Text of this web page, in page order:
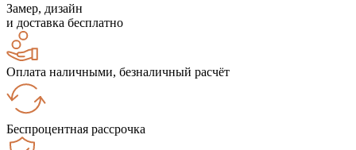
Замер, дизайн
и доставка бесплатно
Оплата наличными, безналичный расчёт
Беспроцентная рассрочка